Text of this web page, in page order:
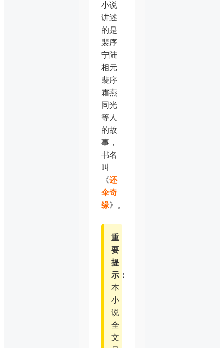
小说
讲述
的是
裴序
宁陆
相元
裴序
霜燕
同光
等人
的故
事，
书名
叫
《还
伞奇
缘》。
重
要
提
示：
本
小
说
全
文